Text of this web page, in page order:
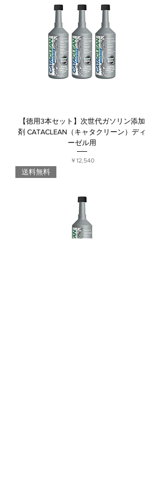
【徳用3本セット】次世代ガソリン添加
剤 CATACLEAN（キャタクリーン）ディ
ーゼル用
価格
￥12,540
送料無料